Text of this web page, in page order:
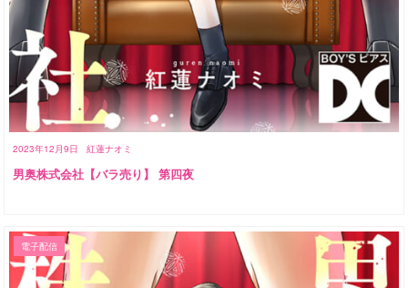
2023年12月9日 紅蓮ナオミ
男奥株式会社【バラ売り】 第四夜
電子配信